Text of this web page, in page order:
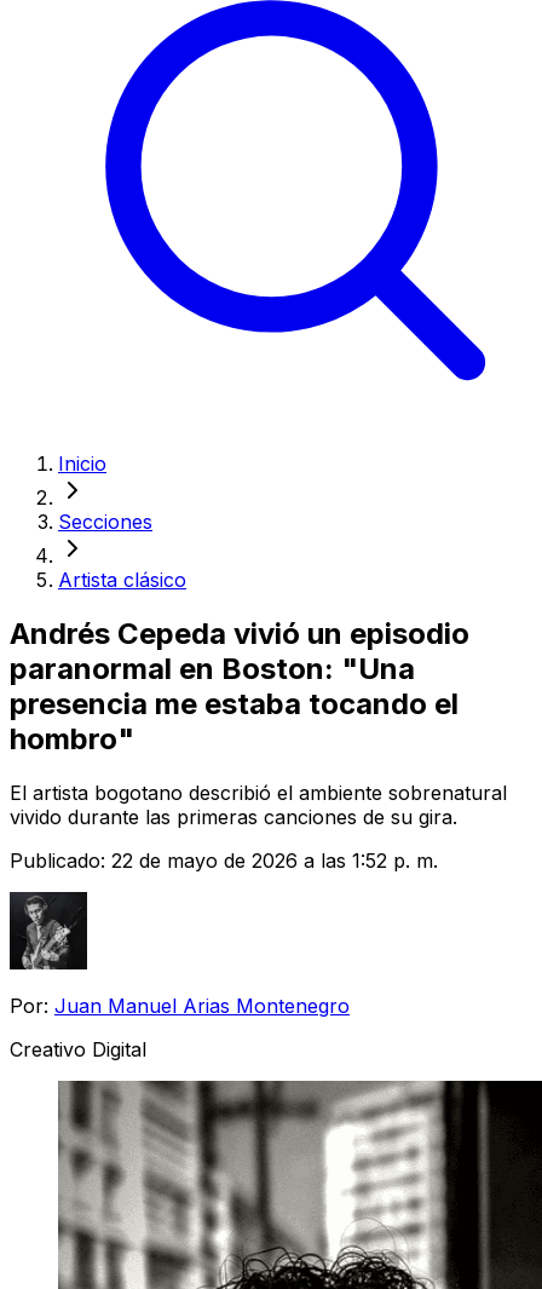
Inicio
Secciones
Artista clásico
Andrés Cepeda vivió un episodio
paranormal en Boston: "Una
presencia me estaba tocando el
hombro"
El artista bogotano describió el ambiente sobrenatural
vivido durante las primeras canciones de su gira.
Publicado: 22 de mayo de 2026 a las 1:52 p. m.
Por: Juan Manuel Arias Montenegro
Creativo Digital